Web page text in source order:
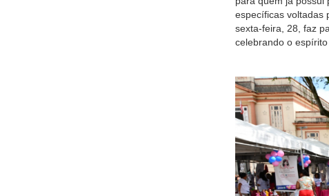
específicas voltadas
sexta-feira, 28, faz
celebrando o